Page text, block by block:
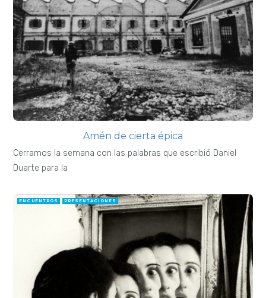
Amén de cierta épica
Cerramos la semana con las palabras que escribió Daniel
Duarte para la
ENCUENTROS PRESENTACIONES